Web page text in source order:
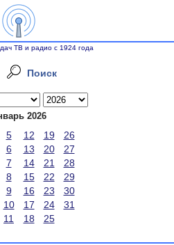
ТВ и радио с 1924 года
Поиск
2026
5 12 19
26
6 13 20
27
7 14 21
28
8 15 22
29
9 16 23
30
10 17 24
31
11 18 25